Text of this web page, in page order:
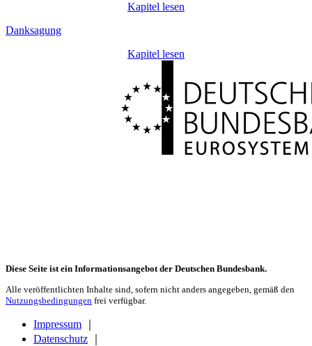
Kapitel lesen
Danksagung
Kapitel lesen
Diese Seite ist ein Informationsangebot der Deutschen Bundesbank.
Alle veröffentlichten Inhalte sind, sofern nicht anders angegeben, gemäß den
Nutzungsbedingungen frei verfügbar.
Impressum
Datenschutz